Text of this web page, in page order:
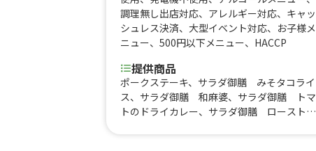
調理無し出店対応、 アレルギー対応、 キャッ
シュレス決済、 大型イベント対応、 お子様メ
ニュー、 500円以下メニュー、 HACCP
提供商品
ポークステーキ、サラダ御膳 みそタコライ
ス、サラダ御膳 和麻婆、サラダ御膳 トマ
トのドライカレー、サラダ御膳 ローストビ